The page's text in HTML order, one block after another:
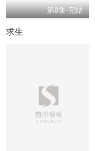
第8集-完结
求生